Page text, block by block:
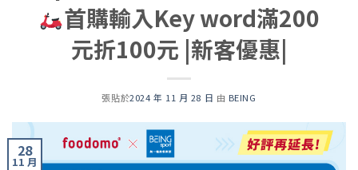
首購輸入Key word滿200
元折100元 |新客優惠|
張貼於2024 年 11 月 28 日 由 BEING
28
11 月